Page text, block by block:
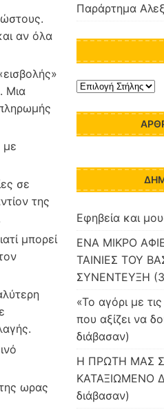
αν όλα
Mια
με
σε
της
μπορεί
ωρας
Παράρτημα
Εφηβεία και
ΕΝΑ ΜΙΚΡΟ
ΤΑΙΝΙΕΣ ΤΟΥ
ΣΥΝΕΝΤΕΥΞΗ
«Το αγόρι με
που αξίζει να
διάβασαν)
H ΠΡΩΤΗ ΜΑΣ
ΚΑΤΑΞΙΩΜΕΝΟ
διάβασαν)